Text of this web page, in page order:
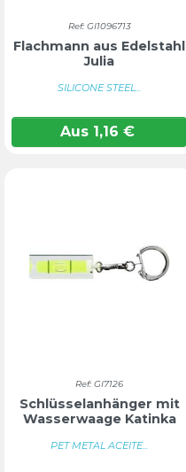
Ref: GI1096713
Flachmann aus Edelstahl
Julia
SILICONE STEEL...
Aus1,16 €
Ref: GI7126
Schlüsselanhänger mit
Wasserwaage Katinka
PET METAL ACEITE...